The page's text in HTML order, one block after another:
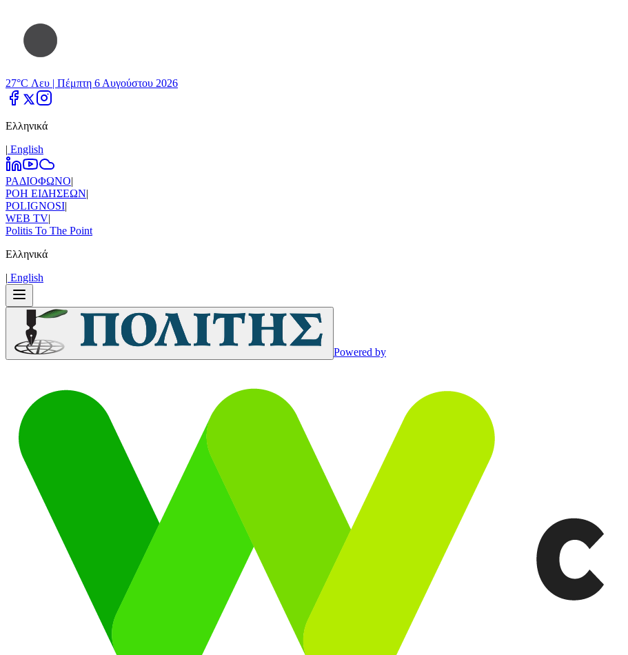
27°C Λευ | Πέμπτη 6 Αυγούστου 2026
Ελληνικά
| Εnglish
ΡΑΔΙΟΦΩΝΟ|
ΡΟΗ ΕΙΔΗΣΕΩΝ|
POLIGNOSI|
WEB TV|
Politis To The Point
Ελληνικά
| Εnglish
Powered by